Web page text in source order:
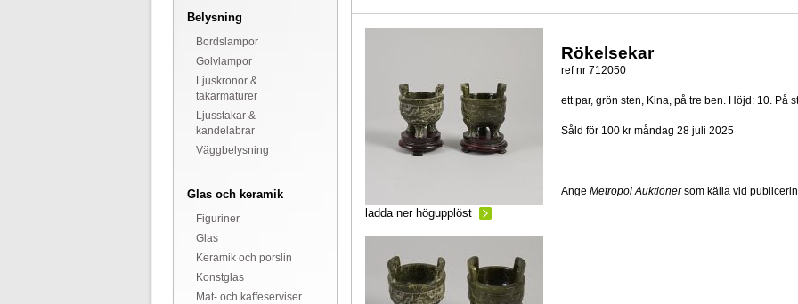
Belysning
Bordslampor
Golvlampor
Ljuskronor &
takarmaturer
Ljusstakar &
kandelabrar
Väggbelysning
Glas och keramik
Figuriner
Glas
Keramik och porslin
Konstglas
Mat- och kaffeserviser
ladda ner högupplöst
Rökelsekar
ref nr 712050
ett par, grön sten, Kina, på tre ben. Höjd: 10. På
Såld för 100 krmåndag 28 juli 2025
Ange Metropol Auktionersom källa vid